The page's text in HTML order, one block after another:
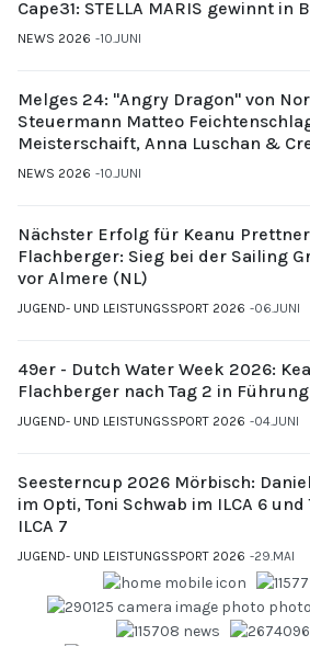
Cape31: STELLA MARIS gewinnt in
NEWS 2026 10.JUNI
Melges 24: "Angry Dragon" von
Steuermann Matteo
Meisterschaift, Anna Luschan &
NEWS 2026 10.JUNI
Nächster Erfolg für Keanu
Flachberger: Sieg bei der Sailing
vor Almere (NL)
JUGEND- UND LEISTUNGSSPORT 2026 06.JUNI
49er - Dutch Water Week 2026:
Flachberger nach Tag 2 in Führung
JUGEND- UND LEISTUNGSSPORT 2026 04.JUNI
Seesterncup 2026 Mörbisch:
im Opti, Toni Schwab im ILCA 6
ILCA 7
JUGEND- UND LEISTUNGSSPORT 2026 29.MAI